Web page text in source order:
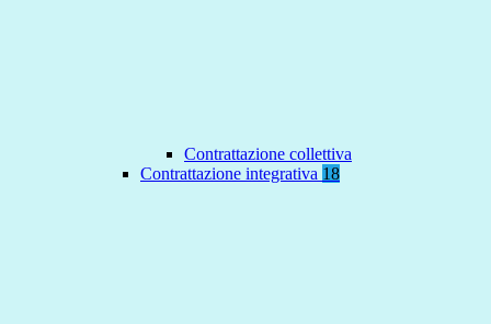
Contrattazione collettiva
Contrattazione integrativa 18